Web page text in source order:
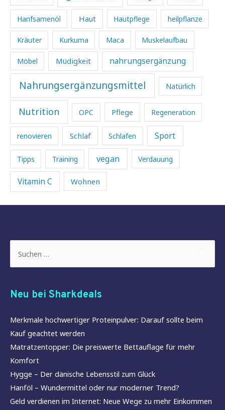
Hanfsamenöl Haut Hautpflege heilpflanze
Kräuter Kurkuma Maca Muskelaufbau
Möbel Müdigkeit nahrungsergänzung
Nahrungsergänzungsmittel Natürlich
Nutrition OPC Pflege Regeneration
renovieren Schlaf Schlafen Sport
Tipps Training vegan Verdauung
Vitamin C Wohnen
nach:
Neu bei Sharkdeals
Merkmale hochwertiger Proteinpulver: Darauf sollte beim
Kauf geachtet werden
Matratzentopper: Die preiswerte Bettauflage für mehr
Komfort
Hygge – Der dänische Lebensstil zum Glück
Hanföl – Wundermittel oder nur moderner Trend?
Geld verdienen im Internet: Neue Wege zu mehr Einkommen